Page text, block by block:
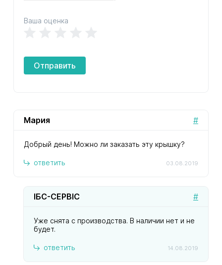
#
Мария
03.08.2019
Добрый день! Можно ли заказать эту крышку?
ответить
#
ІБС-СЕРВІС
14.08.2019
Уже снята с производства. В наличии нет и не
будет.
ответить
Ваша оценка
Отправить